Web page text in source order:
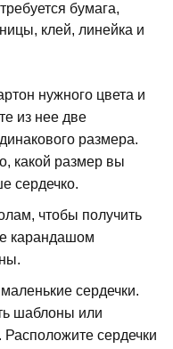
бумага,
клей, линейка и
нужного цвета и
из нее две
размера.
какой размер вы
сердечко.
чтобы получить
карандашом
сердечки.
шаблоны или
сердечки